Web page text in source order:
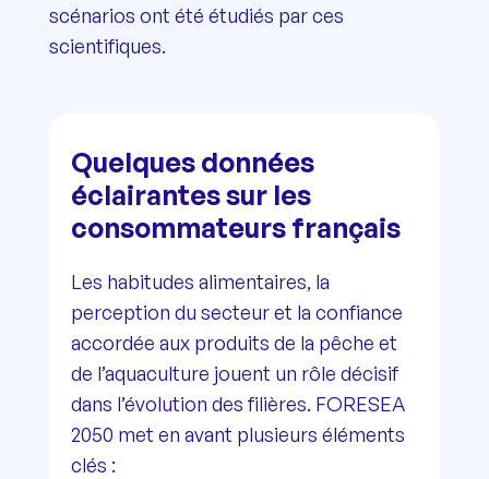
scénarios ont été étudiés par ces
scientifiques.
Quelques données
éclairantes sur les
consommateurs français
Les habitudes alimentaires, la
perception du secteur et la confiance
accordée aux produits de la pêche et
de l’aquaculture jouent un rôle décisif
dans l’évolution des filières. FORESEA
2050 met en avant plusieurs éléments
clés :